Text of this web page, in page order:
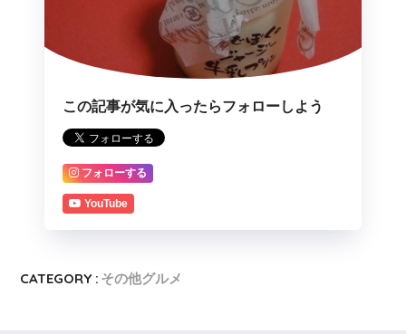
この記事が気に入ったらフォローしよう
フォローする
YouTube
CATEGORY : その他グルメ